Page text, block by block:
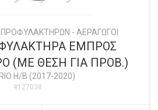
ΠΡΟΦΥΛΑΚΤΗΡΩΝ - ΑΕΡΑΓΩΓΟΙ
ΕΜΠΡΟΣ
(ΜΕ ΘΕΣΗ ΓΙΑ ΠΡΟΒ.)
RIO Η/Β (2017-2020)
#127038